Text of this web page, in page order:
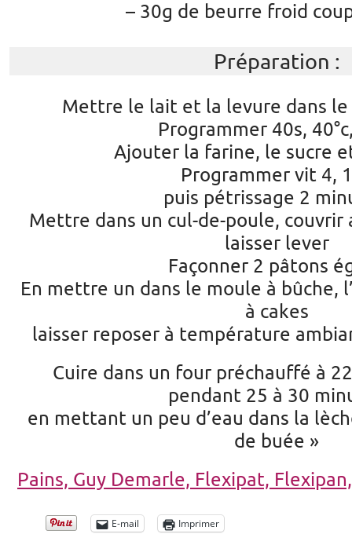
– 30g de beurre froid
Préparation :
Mettre le lait et la levure dans le
Programmer 40s,
Ajouter la farine, le sucre
Programmer vit 4,
puis pétrissage 2
Mettre dans un cul-de-poule, couvrir
laisser lever
Façonner 2 pâtons
En mettre un dans le moule à bûche,
à cakes
laisser reposer à température
Cuire dans un four préchauffé à
pendant 25 à 30
en mettant un peu d’eau dans la
de buée »
Pains, Guy Demarle, Flexipat,
E-mail Imprimer